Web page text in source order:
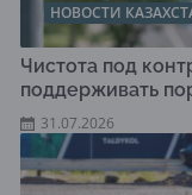
НОВОСТИ
Чистота под
поддерживать
31.07.2026